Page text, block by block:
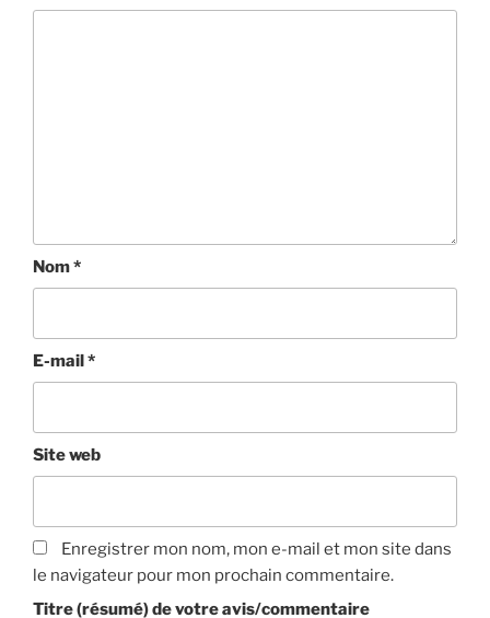
Nom*
E-mail*
Site web
Enregistrer mon nom, mon e-mail et mon site dans
le navigateur pour mon prochain commentaire.
Titre (résumé) de votre avis/commentaire